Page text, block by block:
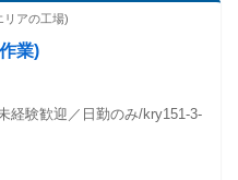
リアの工場)
業)
経験歓迎／日勤のみ/kry151-3-